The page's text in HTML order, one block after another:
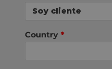
Country *